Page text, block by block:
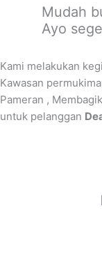
Mudah
Ayo
Kami melakukan
Kawasan
Pameran ,
untuk pelanggan